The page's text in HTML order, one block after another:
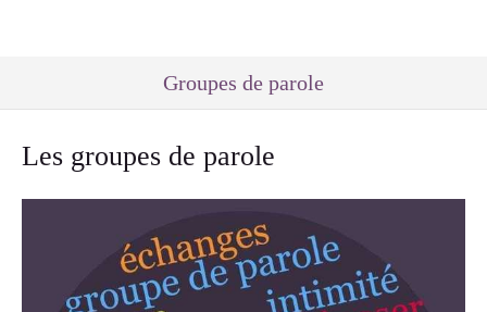
Groupes de parole
Les groupes de parole